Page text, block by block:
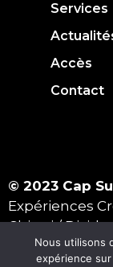
Services
Accès
Contact
© 2023 Cap
Expériences
Chiotti /
Shutterstock
Nous utilisons
expérience